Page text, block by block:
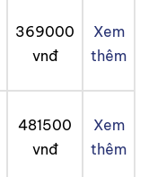
369000
vnđ
Xem
thêm
481500
vnđ
Xem
thêm